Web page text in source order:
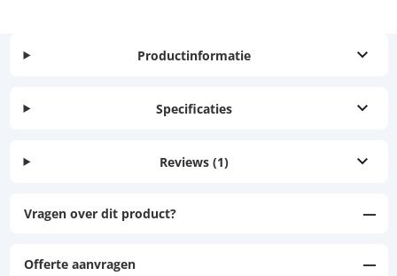
Productinformatie
Specificaties
Reviews (1)
Vragen over dit product?
Offerte aanvragen